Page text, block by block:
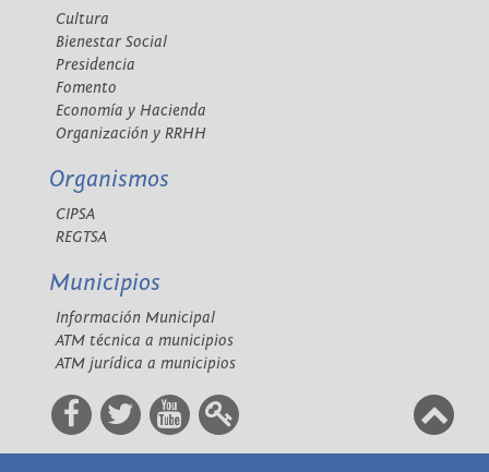
Cultura
Bienestar Social
Presidencia
Fomento
Economía y Hacienda
Organización y RRHH
Organismos
CIPSA
REGTSA
Municipios
Información Municipal
ATM técnica a municipios
ATM jurídica a municipios